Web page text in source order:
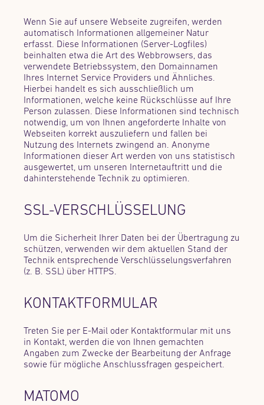
Wenn Sie auf unsere Webseite zugreifen, werden
automatisch Informationen allgemeiner Natur
erfasst. Diese Informationen (Server-Logfiles)
beinhalten etwa die Art des Webbrowsers, das
verwendete Betriebssystem, den Domainnamen
Ihres Internet Service Providers und Ähnliches.
Hierbei handelt es sich ausschließlich um
Informationen, welche keine Rückschlüsse auf Ihre
Person zulassen. Diese Informationen sind technisch
notwendig, um von Ihnen angeforderte Inhalte von
Webseiten korrekt auszuliefern und fallen bei
Nutzung des Internets zwingend an. Anonyme
Informationen dieser Art werden von uns statistisch
ausgewertet, um unseren Internetauftritt und die
dahinterstehende Technik zu optimieren.
SSL-VERSCHLÜSSELUNG
Um die Sicherheit Ihrer Daten bei der Übertragung zu
schützen, verwenden wir dem aktuellen Stand der
Technik entsprechende Verschlüsselungsverfahren
(z. B. SSL) über HTTPS.
KONTAKTFORMULAR
Treten Sie per E-Mail oder Kontaktformular mit uns
in Kontakt, werden die von Ihnen gemachten
Angaben zum Zwecke der Bearbeitung der Anfrage
sowie für mögliche Anschlussfragen gespeichert.
MATOMO